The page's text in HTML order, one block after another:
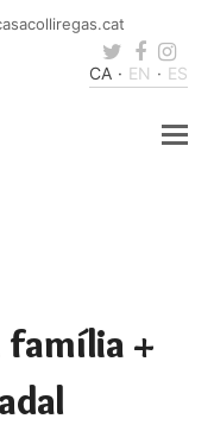
Twitter
CA EN ES
+